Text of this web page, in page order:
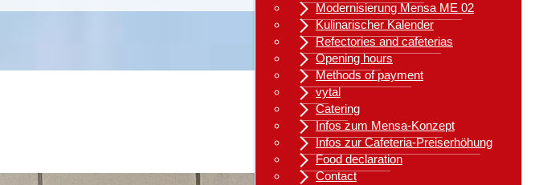
Modernisierung Mensa ME 02
Kulinarischer Kalender
Refectories and cafeterias
Opening hours
Methods of payment
vytal
Catering
Infos zum Mensa-Konzept
Infos zur Cafeteria-Preiserhöhung
Food declaration
Contact